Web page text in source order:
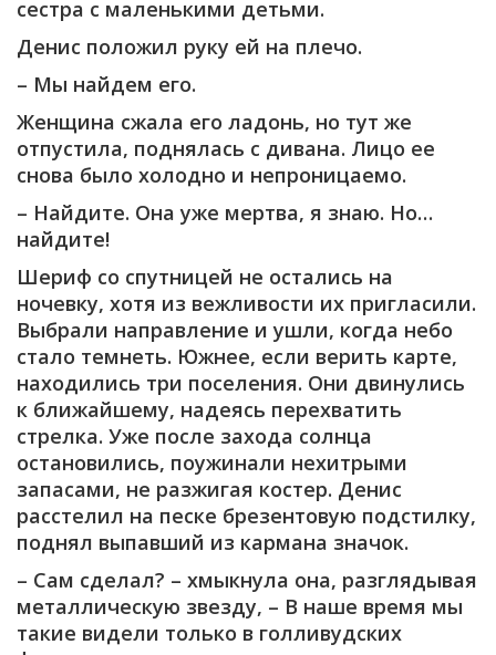
сестра с маленькими детьми.
Денис положил руку ей на плечо.
– Мы найдем его.
Женщина сжала его ладонь, но тут же
отпустила, поднялась с дивана. Лицо ее
снова было холодно и непроницаемо.
– Найдите. Она уже мертва, я знаю. Но…
найдите!
Шериф со спутницей не остались на
ночевку, хотя из вежливости их пригласили.
Выбрали направление и ушли, когда небо
стало темнеть. Южнее, если верить карте,
находились три поселения. Они двинулись
к ближайшему, надеясь перехватить
стрелка. Уже после захода солнца
остановились, поужинали нехитрыми
запасами, не разжигая костер. Денис
расстелил на песке брезентовую подстилку,
поднял выпавший из кармана значок.
– Сам сделал? – хмыкнула она, разглядывая
металлическую звезду, – В наше время мы
такие видели только в голливудских